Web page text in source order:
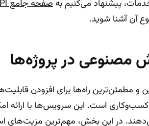
پیشنهاد می‌کنیم به
آن آشنا شوید.
و مطمئن‌ترین راه‌ها برای افزودن
است. این سرویس‌ها با ارائه